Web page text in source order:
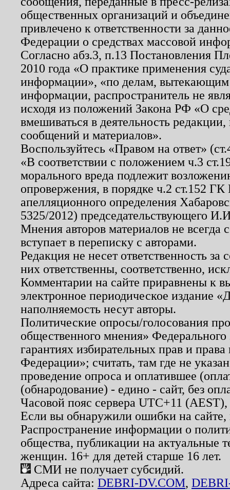
общественных организаций и
привлечено к ответственности за
Федерации о средствах массовой
Согласно абз.3, п.13 Постановления
2010 года «О практике применения
информации», «по делам, вытекающим
информации, распространитель не
исходя из положений Закона РФ «О
вмешиваться в деятельность
сообщений и материалов».
Воспользуйтесь «Правом на ответ»
«В соответствии с положением ч.3
морального вреда подлежит
опровержения, в порядке ч.2 ст.152
апелляционного определения
5325/2012) председательствующего
Мнения авторов материалов не
вступает в переписку с авторами.
Редакция не несет ответственность
них ответственны, соответственно,
Комментарии на сайте приравнены к
электронное периодическое издание
наполняемость несут авторы.
Политические опросы/голосования
общественного мнения»
гарантиях избирательных прав и
Федерации»; считать, там где не
проведение опроса и оплатившее
(обнародование) - едино - сайт, без
Часовой пояс сервера UTC+11
Если вы обнаружили ошибки на
Распространение информации о
общества, публикации на актуальные
женщин. 16+ для детей старше 16 лет.
СМИ не получает субсидий.
Адреса сайта: DEBRI-DV.COM,